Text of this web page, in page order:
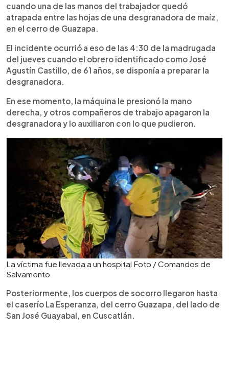
cuando una de las manos del trabajador quedó
atrapada entre las hojas de una desgranadora de maíz,
en el cerro de Guazapa.
El incidente ocurrió a eso de las 4:30 de la madrugada
del jueves cuando el obrero identificado como José
Agustín Castillo, de 61 años, se disponía a preparar la
desgranadora.
En ese momento, la máquina le presionó la mano
derecha, y otros compañeros de trabajo apagaron la
desgranadora y lo auxiliaron con lo que pudieron.
La víctima fue llevada a un hospital Foto / Comandos de
Salvamento
Posteriormente, los cuerpos de socorro llegaron hasta
el caserío La Esperanza, del cerro Guazapa, del lado de
San José Guayabal, en Cuscatlán.